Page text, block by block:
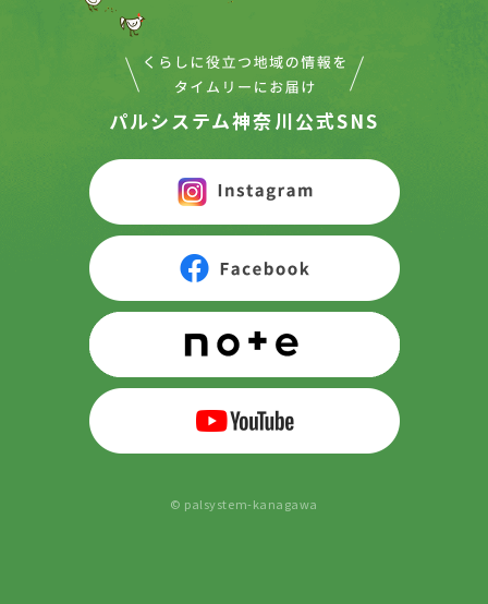
パルシステム神奈川公式SNS
© palsystem-kanagawa